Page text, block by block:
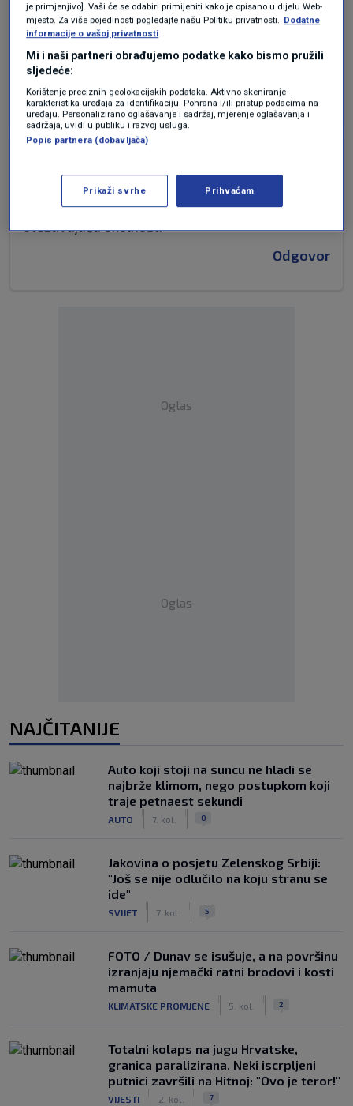
Ako je to stvarno on deset godina zatvora.
Imam tolerancije za mnogo toga, ali to graniči s
ludošću.
Odgovor
Suditi po zakonu o terorizmu! Pijanstvo je
otežavajuća okolnost.
Odgovor
Oglas
Oglas
NAJČITANIJE
Auto koji stoji na suncu ne hladi se
najbrže klimom, nego postupkom koji
traje petnaest sekundi
AUTO 7. kol. 0
Jakovina o posjetu Zelenskog Srbiji:
"Još se nije odlučilo na koju stranu se
ide"
SVIJET 7. kol. 5
FOTO / Dunav se isušuje, a na površinu
izranjaju njemački ratni brodovi i kosti
mamuta
KLIMATSKE PROMJENE 5. kol. 2
Totalni kolaps na jugu Hrvatske,
granica paralizirana. Neki iscrpljeni
putnici završili na Hitnoj: "Ovo je teror!"
VIJESTI 2. kol. 7
je primjenjivo]. Vaši će se odabiri primijeniti kako je opisano u dijelu Web-
mjesto. Za više pojedinosti pogledajte našu Politiku privatnosti. Dodatne
informacije o vašoj privatnosti
Mi i naši partneri obrađujemo podatke kako bismo pružili
sljedeće:
Korištenje preciznih geolokacijskih podataka. Aktivno skeniranje
karakteristika uređaja za identifikaciju. Pohrana i/ili pristup podacima na
uređaju. Personalizirano oglašavanje i sadržaj, mjerenje oglašavanja i
sadržaja, uvidi u publiku i razvoj usluga.
Popis partnera (dobavljača)
Prikaži svrhe Prihvaćam